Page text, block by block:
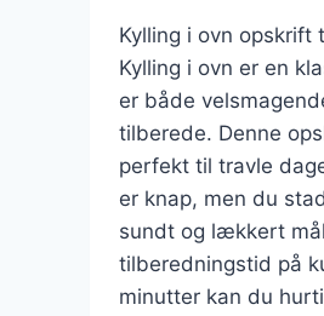
Kylling i ovn opskrift
Kylling i ovn er en
er både
tilberede. Denne
perfekt til travle
er knap, men du
sundt og lækkert
tilberedningstid på
minutter kan du